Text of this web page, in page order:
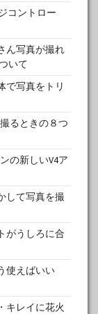
コントロー
ん写真が撮れ
いて
で写真をトリ
るときの８つ
の新しいV4ア
して写真を撮
がうしろに合
使えばいい
キレイに花火